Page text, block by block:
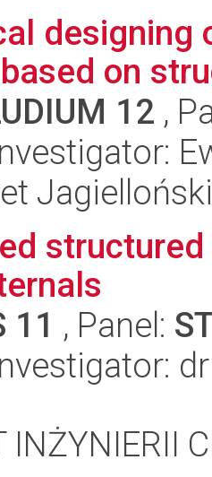
designing
on
12 ,
11 , Panel:
INŻYNIERII